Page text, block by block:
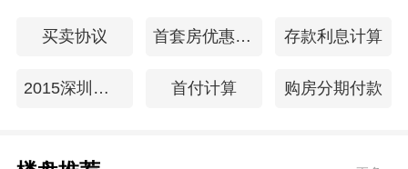
（3）抵押房屋的产权证明；（4）若申请人
（含共有人）身份 证、婚姻状况证明、同意
要满足该银行要求的其它证件。房产抵押贷
买卖协议 首套房优惠政策 存款利息计算
2015深圳房贷利率 首付计算 购房分期付款